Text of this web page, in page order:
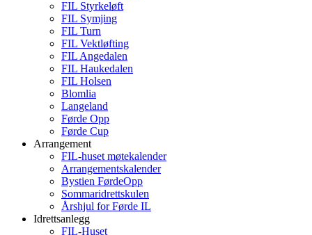
FIL Styrkeløft
FIL Symjing
FIL Turn
FIL Vektløfting
FIL Angedalen
FIL Haukedalen
FIL Holsen
Blomlia
Langeland
Førde Opp
Førde Cup
Arrangement
FIL-huset møtekalender
Arrangementskalender
Bystien FørdeOpp
Sommaridrettskulen
Årshjul for Førde IL
Idrettsanlegg
FIL-Huset